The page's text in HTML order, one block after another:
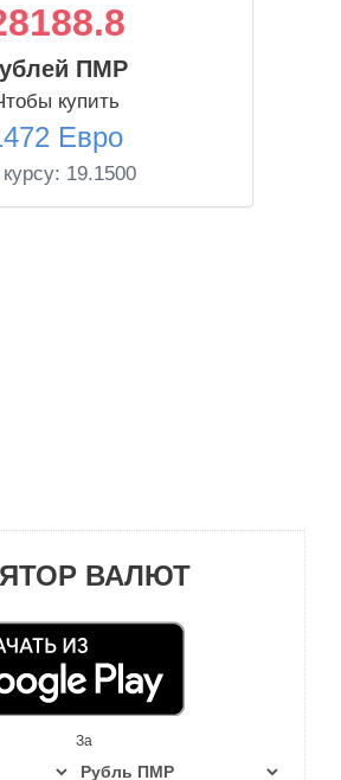
ПМР
купить
Евро
19.1500
ВАЛЮТ
За